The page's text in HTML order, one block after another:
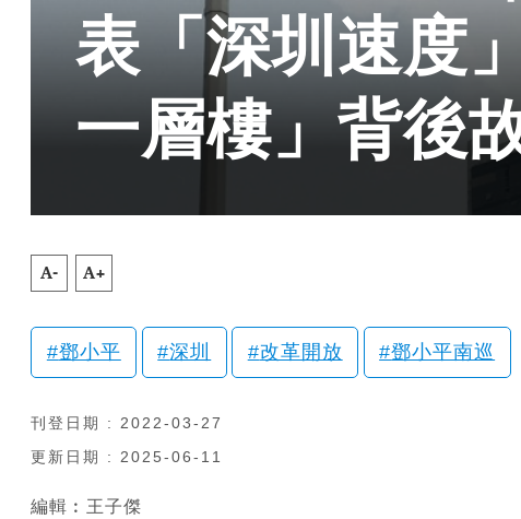
表「深圳速度
一層樓」背後
A- A+
鄧小平 深圳 改革開放 鄧小平南巡
刊登日期 : 2022-03-27
更新日期 : 2025-06-11
編輯︰王子傑